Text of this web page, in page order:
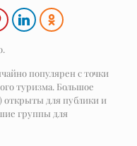
популярен с точки
туризма. Большое
открыты для публики и
группы для